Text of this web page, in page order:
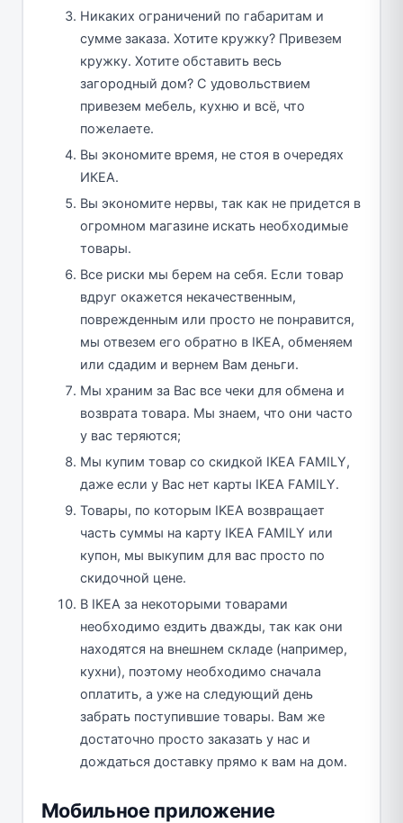
Никаких ограничений по габаритам и
сумме заказа. Хотите кружку? Привезем
кружку. Хотите обставить весь
загородный дом? С удовольствием
привезем мебель, кухню и всё, что
пожелаете.
Вы экономите время, не стоя в очередях
ИКЕА.
Вы экономите нервы, так как не придется в
огромном магазине искать необходимые
товары.
Все риски мы берем на себя. Если товар
вдруг окажется некачественным,
поврежденным или просто не понравится,
мы отвезем его обратно в IKEA, обменяем
или сдадим и вернем Вам деньги.
Мы храним за Вас все чеки для обмена и
возврата товара. Мы знаем, что они часто
у вас теряются;
Мы купим товар со скидкой IKEA FAMILY,
даже если у Вас нет карты IKEA FAMILY.
Товары, по которым IKEA возвращает
часть суммы на карту IKEA FAMILY или
купон, мы выкупим для вас просто по
скидочной цене.
В IKEA за некоторыми товарами
необходимо ездить дважды, так как они
находятся на внешнем складе (например,
кухни), поэтому необходимо сначала
оплатить, а уже на следующий день
забрать поступившие товары. Вам же
достаточно просто заказать у нас и
дождаться доставку прямо к вам на дом.
Мобильное приложение